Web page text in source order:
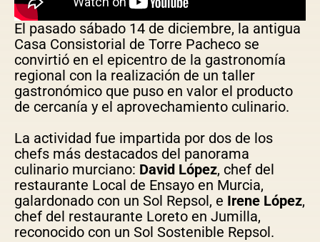
El pasado sábado 14 de diciembre, la antigua
Casa Consistorial de Torre Pacheco se
convirtió en el epicentro de la gastronomía
regional con la realización de un taller
gastronómico que puso en valor el producto
de cercanía y el aprovechamiento culinario.
La actividad fue impartida por dos de los
chefs más destacados del panorama
culinario murciano: David López, chef del
restaurante Local de Ensayo en Murcia,
galardonado con un Sol Repsol, e Irene López,
chef del restaurante Loreto en Jumilla,
reconocido con un Sol Sostenible Repsol.